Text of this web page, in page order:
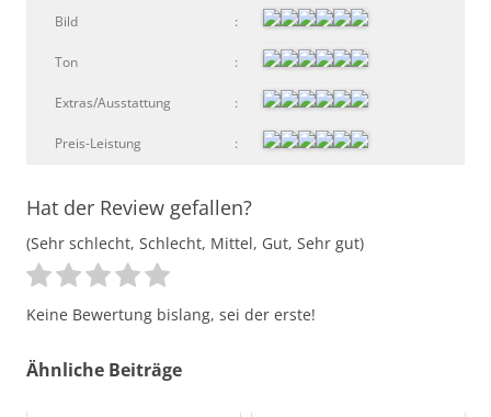
Bild :
Ton :
Extras/Ausstattung :
Preis-Leistung :
Hat der Review gefallen?
(Sehr schlecht, Schlecht, Mittel, Gut, Sehr gut)
Keine Bewertung bislang, sei der erste!
Ähnliche Beiträge